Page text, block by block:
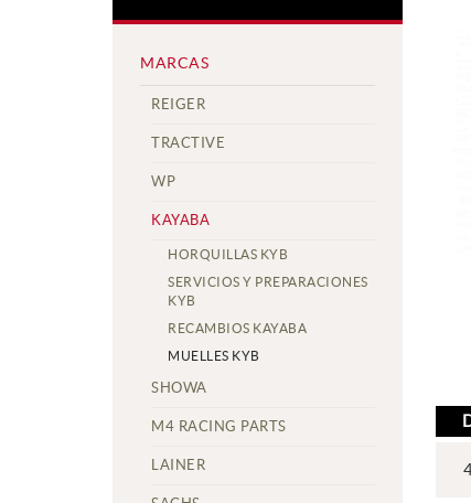
MARCAS
REIGER
TRACTIVE
WP
KAYABA
HORQUILLAS KYB
SERVICIOS Y PREPARACIONES
KYB
RECAMBIOS KAYABA
MUELLES KYB
SHOWA
M4 RACING PARTS
LAINER